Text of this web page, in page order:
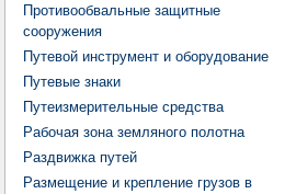
Противообвальные защитные
сооружения
Путевой инструмент и оборудование
Путевые знаки
Путеизмерительные средства
Рабочая зона земляного полотна
Раздвижка путей
Размещение и крепление грузов в